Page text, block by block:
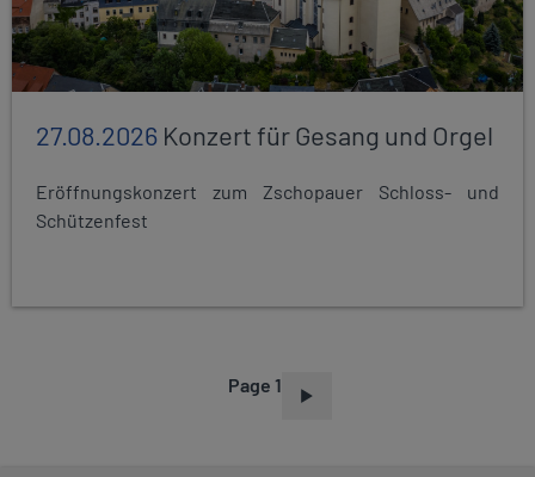
27.08.2026 Konzert für Gesang und Orgel
Eröffnungskonzert zum Zschopauer Schloss- und
Schützenfest
Page 1